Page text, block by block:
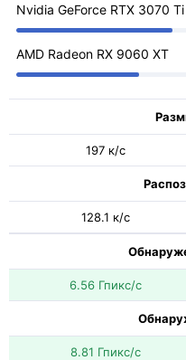
Nvidia GeForce RTX 3070 Ti
AMD Radeon RX 9060 XT
197 к/с
128.1 к/с
6.56 Гпикс/с
8.81 Гпикс/с